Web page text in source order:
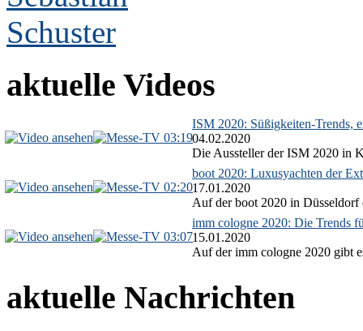
aktuelle Videos
03:19
ISM 2020: Süßigkeiten-Trends,
04.02.2020
Die Aussteller der ISM 2020 in
02:20
boot 2020: Luxusyachten der
17.01.2020
Auf der boot 2020 in Düsseldorf
03:07
imm cologne 2020: Die Trends
15.01.2020
Auf der imm cologne 2020 gibt
aktuelle Nachrichten